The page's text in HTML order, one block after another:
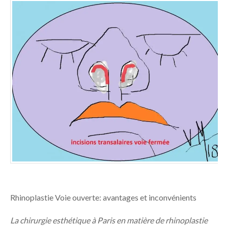
Rhinoplastie Voie ouverte: avantages et inconvénients
La chirurgie esthétique à Paris en matière de rhinoplastie